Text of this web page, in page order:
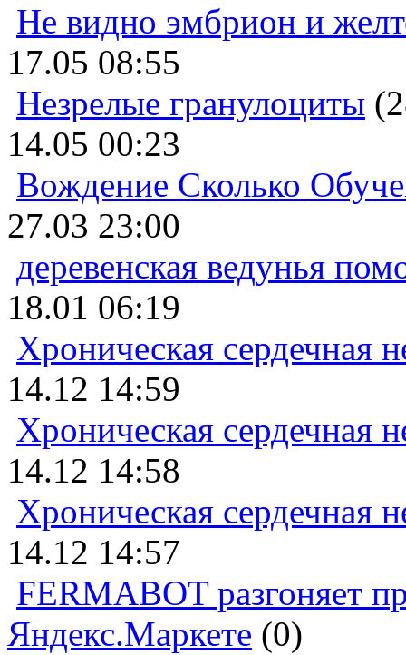
Не видно эмбрион и
17.05 08:55
Незрелые гранулоциты
14.05 00:23
Вождение Сколько
27.03 23:00
деревенская ведунья
18.01 06:19
Хроническая сердечная
14.12 14:59
Хроническая сердечная
14.12 14:58
Хроническая сердечная
14.12 14:57
FERMABOT разгоняет
Яндекс.Маркете (0)